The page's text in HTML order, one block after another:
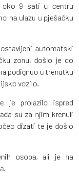
oko 9 sati u centru
na ulazu u pješačku
automatski
zonu, došlo je do
podignuo u trenutku
vozilo.
je prolazilo ispred
su za njim krenuli
dizati te je došlo
osoba, ali je na